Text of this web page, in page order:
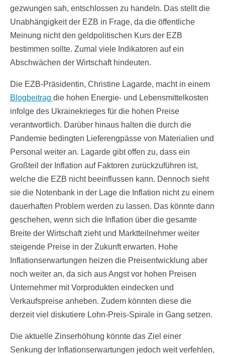
gezwungen sah, entschlossen zu handeln. Das stellt die
Unabhängigkeit der EZB in Frage, da die öffentliche
Meinung nicht den geldpolitischen Kurs der EZB
bestimmen sollte. Zumal viele Indikatoren auf ein
Abschwächen der Wirtschaft hindeuten.
Die EZB-Präsidentin, Christine Lagarde, macht in einem
Blogbeitrag die hohen Energie- und Lebensmittelkosten
infolge des Ukrainekrieges für die hohen Preise
verantwortlich. Darüber hinaus halten die durch die
Pandemie bedingten Lieferengpässe von Materialien und
Personal weiter an. Lagarde gibt offen zu, dass ein
Großteil der Inflation auf Faktoren zurückzuführen ist,
welche die EZB nicht beeinflussen kann. Dennoch sieht
sie die Notenbank in der Lage die Inflation nicht zu einem
dauerhaften Problem werden zu lassen. Das könnte dann
geschehen, wenn sich die Inflation über die gesamte
Breite der Wirtschaft zieht und Marktteilnehmer weiter
steigende Preise in der Zukunft erwarten. Hohe
Inflationserwartungen heizen die Preisentwicklung aber
noch weiter an, da sich aus Angst vor hohen Preisen
Unternehmer mit Vorprodukten eindecken und
Verkaufspreise anheben. Zudem könnten diese die
derzeit viel diskutiere Lohn-Preis-Spirale in Gang setzen.
Die aktuelle Zinserhöhung könnte das Ziel einer
Senkung der Inflationserwartungen jedoch weit verfehlen,